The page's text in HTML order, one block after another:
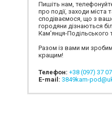
Пишіть нам,
про події, заходи міста
сподіваємося, що з
городяни дізнаються
Кам'янця-Подільського
Разом із вами ми
кращим!
Телефон: +38 (097) 37
E-mail: 3849kam-